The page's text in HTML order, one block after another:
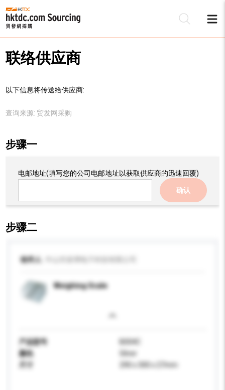
联络供应商
以下信息将传送给供应商:
查询来源: 贸发网采购
步骤一
电邮地址(填写您的公司电邮地址以获取供应商的迅速回覆)
确认
步骤二
收件人
Weighing Scale
产品型号
B004C
颜色
Silver
290 x 300 x 27mm